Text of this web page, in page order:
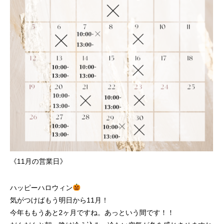
《11月の営業日》
ハッピーハロウィン
気がつけばもう明日から11月！
今年ももうあと2ヶ月ですね。あっという間です！！